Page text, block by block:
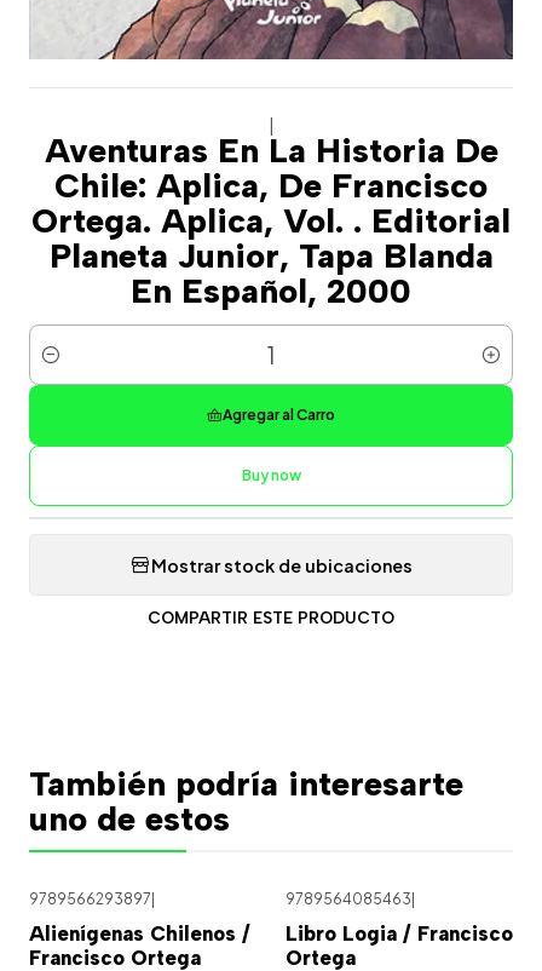
Aventuras En La Historia De
Chile: Aplica, De Francisco
Ortega. Aplica, Vol. . Editorial
Planeta Junior, Tapa Blanda
En Español, 2000
Cantidad
Agregar al Carro
Buy now
Mostrar stock de ubicaciones
COMPARTIR ESTE PRODUCTO
También podría interesarte
uno de estos
9789566293897
Alienígenas Chilenos /
Francisco Ortega
9789564085463
Libro Logia / Francisco
Ortega